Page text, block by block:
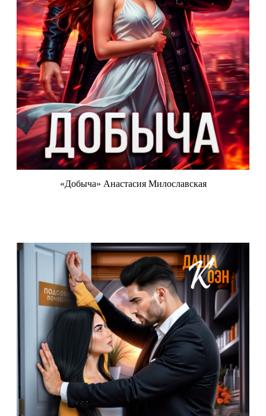
«Добыча» Анастасия Милославская